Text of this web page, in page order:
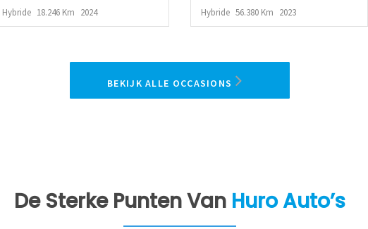
Hybride 18.246 Km 2024 Hybride 56.380 Km 2023
BEKIJK ALLE OCCASIONS
De Sterke Punten Van Huro Auto’s